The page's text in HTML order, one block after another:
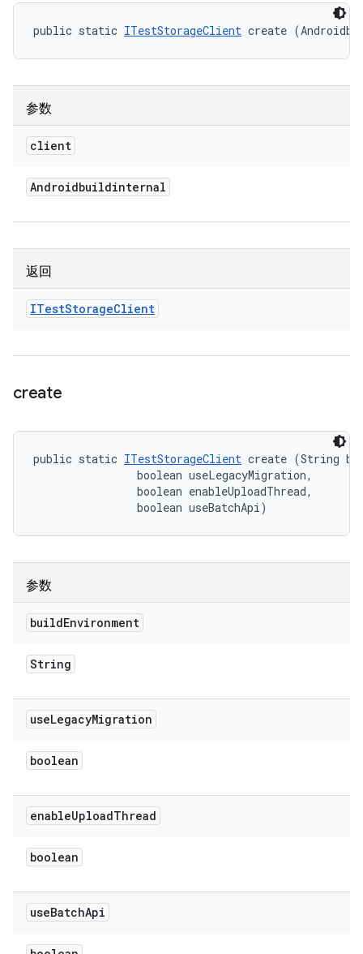
public static ITestStorageClient create
参数
client
Androidbuildinternal
返回
ITestStorageClient
create
public static ITestStorageClient create (String
                boolean useLegacyMigration,
                boolean enableUploadThread,
                boolean useBatchApi)
参数
buildEnvironment
String
useLegacyMigration
boolean
enableUploadThread
boolean
useBatchApi